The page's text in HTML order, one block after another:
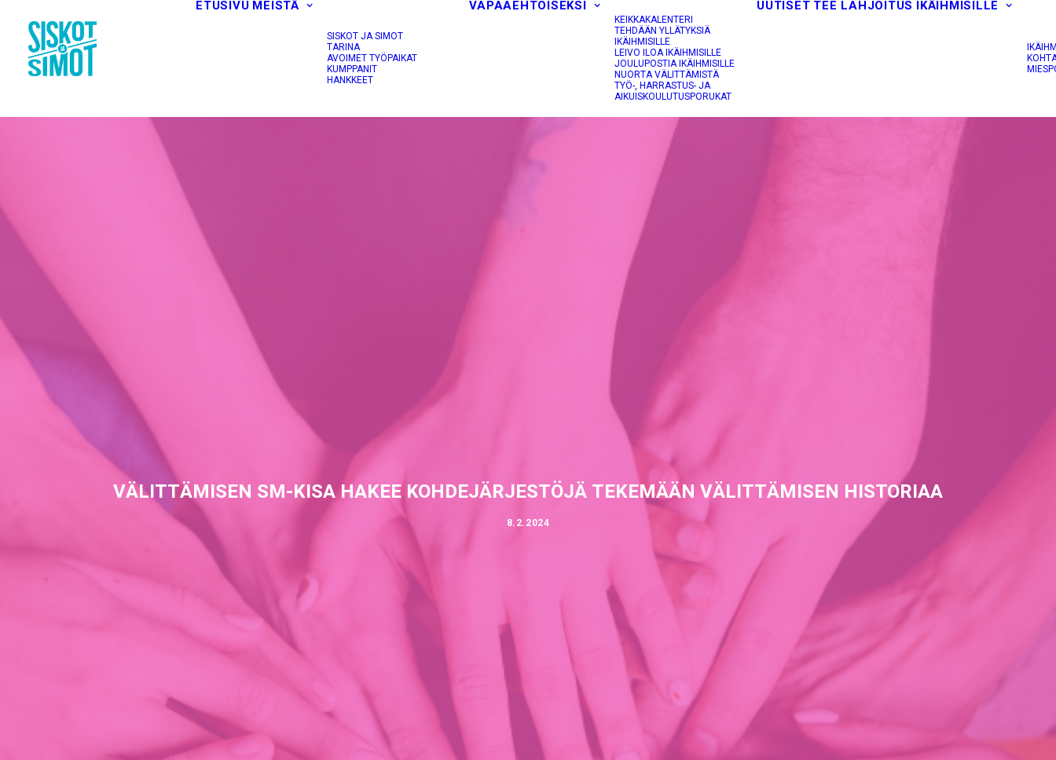
ETUSIVU MEISTÄ
SISKOT JA SIMOT
TARINA
AVOIMET TYÖPAIKAT
KUMPPANIT
HANKKEET
VAPAAEHTOISEKSI
KEIKKAKALENTERI
TEHDÄÄN YLLÄTYKSIÄ
IKÄIHMISILLE
LEIVO ILOA IKÄIHMISILLE
JOULUPOSTIA IKÄIHMISILLE
NUORTA VÄLITTÄMISTÄ
TYÖ-, HARRASTUS- JA
AIKUISKOULUTUSPORUKAT
UUTISET TEE LAHJOITUS IKÄIHMISILLE
VÄLITTÄMISEN SM-KISA HAKEE KOHDEJÄRJESTÖJÄ TEKEMÄÄN VÄLITTÄMISEN HISTORIAA
8.2.2024